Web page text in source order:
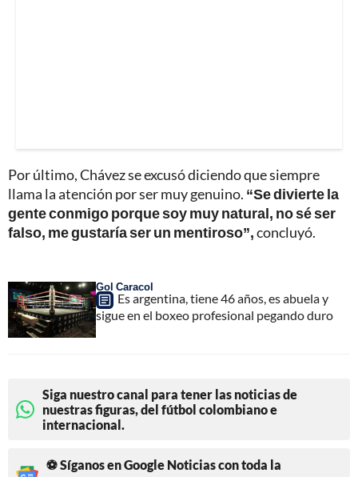
Por último, Chávez se excusó diciendo que siempre
llama la atención por ser muy genuino. “Se divierte la
gente conmigo porque soy muy natural, no sé ser
falso, me gustaría ser un mentiroso”,concluyó.
Gol Caracol
Es argentina, tiene 46 años, es abuela y
sigue en el boxeo profesional pegando duro
Siga nuestro canal para tener las noticias de
nuestras figuras, del fútbol colombiano e
internacional.
⚽ Síganos en Google Noticias con toda la